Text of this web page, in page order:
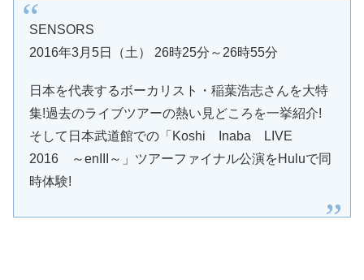
SENSORS
2016年3月5日（土） 26時25分～26時55分
日本を代表するボーカリスト・稲葉浩志さんを大特
集!過去のライブツアーの熱い見どころを一挙紹介!
そして日本武道館での「Koshi Inaba LIVE
2016 ～enIII～」ツアーファイナル公演をHuluで同
時体験!